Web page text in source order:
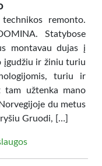
remonto.
Statybose
montavau dujas į
įgudžiu ir žiniu turiu
turiu ir
užtenka mano
du metus
Gruodi, […]